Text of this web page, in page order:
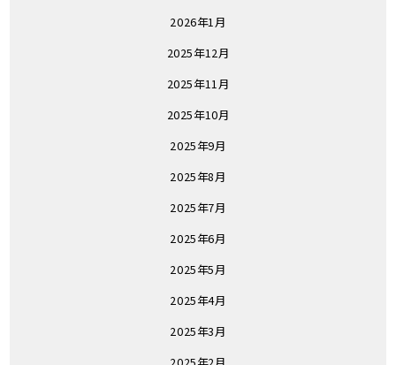
2026年1月
2025年12月
2025年11月
2025年10月
2025年9月
2025年8月
2025年7月
2025年6月
2025年5月
2025年4月
2025年3月